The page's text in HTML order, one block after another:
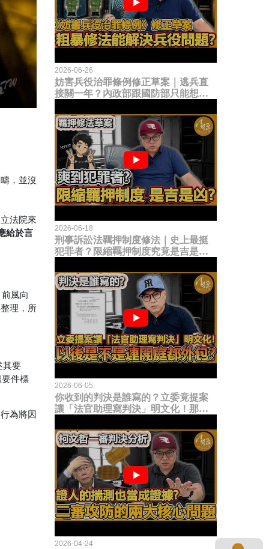
，並沒
法院來
給於言
風向
理，所
其要
件標
為將因
2026-06-26
妨害兵役治罪條例修正草案｜逃兵直
接關一年？內政部跟國防部只能想到
題？
2026-06-18
刑事訴訟法羈押制度修法｜史上最挺
犯罪者？限縮羈押制度究竟是吉是
2026-06-05
你收到的判決是誰寫的？立委竟提案
讓「法官助理寫判決」明文化！那以
2026-04-24